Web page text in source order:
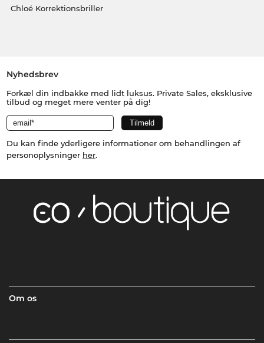
Chloé Korrektionsbriller
Nyhedsbrev
Forkæl din indbakke med lidt luksus. Private Sales, eksklusive
tilbud og meget mere venter på dig!
Du kan finde yderligere informationer om behandlingen af
personoplysninger her.
Om os